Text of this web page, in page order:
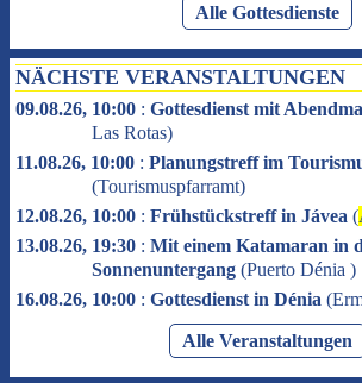
Alle Gottesdienste
NÄCHSTE VERANSTALTUNGEN
09.08.26, 10:00 : Gottesdienst mit
Las Rotas)
11.08.26, 10:00 : Planungstreff im
(Tourismuspfarramt)
12.08.26, 10:00 : Frühstückstreff in Jávea (
13.08.26, 19:30 : Mit einem Katamaran in
Sonnenuntergang (Puerto Dénia )
16.08.26, 10:00 : Gottesdienst in Dénia (
Alle Veranstaltungen